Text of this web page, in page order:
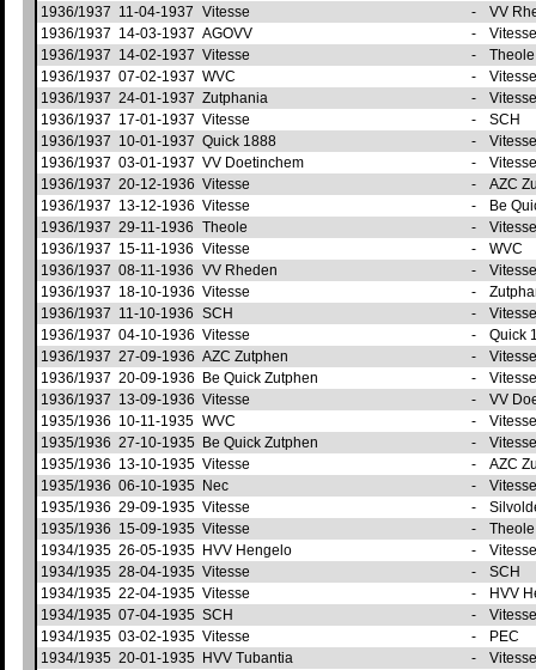
1936/1937 11-04-1937 Vitesse -
VV
1936/1937 14-03-1937 AGOVV -
1936/1937 14-02-1937 Vitesse -
1936/1937 07-02-1937 WVC -
1936/1937 24-01-1937 Zutphania -
1936/1937 17-01-1937 Vitesse -
SCH
1936/1937 10-01-1937 Quick 1888 -
1936/1937 03-01-1937 VV Doetinchem -
1936/1937 20-12-1936 Vitesse -
AZC
1936/1937 13-12-1936 Vitesse -
Be
1936/1937 29-11-1936 Theole -
1936/1937 15-11-1936 Vitesse -
WVC
1936/1937 08-11-1936 VV Rheden -
1936/1937 18-10-1936 Vitesse -
1936/1937 11-10-1936 SCH -
1936/1937 04-10-1936 Vitesse -
Quick
1936/1937 27-09-1936 AZC Zutphen -
1936/1937 20-09-1936 Be Quick Zutphen -
1936/1937 13-09-1936 Vitesse -
VV
1935/1936 10-11-1935 WVC -
1935/1936 27-10-1935 Be Quick Zutphen -
1935/1936 13-10-1935 Vitesse -
AZC
1935/1936 06-10-1935 Nec -
1935/1936 29-09-1935 Vitesse -
1935/1936 15-09-1935 Vitesse -
1934/1935 26-05-1935 HVV Hengelo -
1934/1935 28-04-1935 Vitesse -
SCH
1934/1935 22-04-1935 Vitesse -
HVV
1934/1935 07-04-1935 SCH -
1934/1935 03-02-1935 Vitesse -
PEC
1934/1935 20-01-1935 HVV Tubantia -